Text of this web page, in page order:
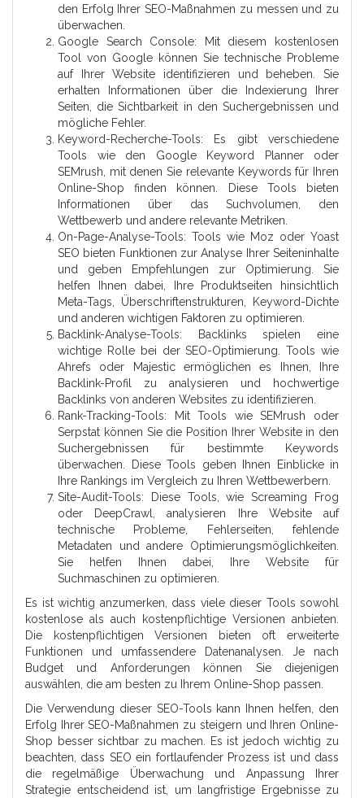
den Erfolg Ihrer SEO-Maßnahmen zu messen und zu
überwachen.
Google Search Console: Mit diesem kostenlosen
Tool von Google können Sie technische Probleme
auf Ihrer Website identifizieren und beheben. Sie
erhalten Informationen über die Indexierung Ihrer
Seiten, die Sichtbarkeit in den Suchergebnissen und
mögliche Fehler.
Keyword-Recherche-Tools: Es gibt verschiedene
Tools wie den Google Keyword Planner oder
SEMrush, mit denen Sie relevante Keywords für Ihren
Online-Shop finden können. Diese Tools bieten
Informationen über das Suchvolumen, den
Wettbewerb und andere relevante Metriken.
On-Page-Analyse-Tools: Tools wie Moz oder Yoast
SEO bieten Funktionen zur Analyse Ihrer Seiteninhalte
und geben Empfehlungen zur Optimierung. Sie
helfen Ihnen dabei, Ihre Produktseiten hinsichtlich
Meta-Tags, Überschriftenstrukturen, Keyword-Dichte
und anderen wichtigen Faktoren zu optimieren.
Backlink-Analyse-Tools: Backlinks spielen eine
wichtige Rolle bei der SEO-Optimierung. Tools wie
Ahrefs oder Majestic ermöglichen es Ihnen, Ihre
Backlink-Profil zu analysieren und hochwertige
Backlinks von anderen Websites zu identifizieren.
Rank-Tracking-Tools: Mit Tools wie SEMrush oder
Serpstat können Sie die Position Ihrer Website in den
Suchergebnissen für bestimmte Keywords
überwachen. Diese Tools geben Ihnen Einblicke in
Ihre Rankings im Vergleich zu Ihren Wettbewerbern.
Site-Audit-Tools: Diese Tools, wie Screaming Frog
oder DeepCrawl, analysieren Ihre Website auf
technische Probleme, Fehlerseiten, fehlende
Metadaten und andere Optimierungsmöglichkeiten.
Sie helfen Ihnen dabei, Ihre Website für
Suchmaschinen zu optimieren.
Es ist wichtig anzumerken, dass viele dieser Tools sowohl
kostenlose als auch kostenpflichtige Versionen anbieten.
Die kostenpflichtigen Versionen bieten oft erweiterte
Funktionen und umfassendere Datenanalysen. Je nach
Budget und Anforderungen können Sie diejenigen
auswählen, die am besten zu Ihrem Online-Shop passen.
Die Verwendung dieser SEO-Tools kann Ihnen helfen, den
Erfolg Ihrer SEO-Maßnahmen zu steigern und Ihren Online-
Shop besser sichtbar zu machen. Es ist jedoch wichtig zu
beachten, dass SEO ein fortlaufender Prozess ist und dass
die regelmäßige Überwachung und Anpassung Ihrer
Strategie entscheidend ist, um langfristige Ergebnisse zu